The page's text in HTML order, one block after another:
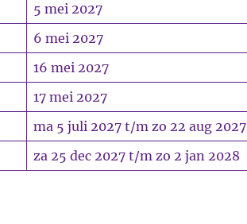
5 mei 2027
6 mei 2027
16 mei 2027
17 mei 2027
ma 5 juli 2027 t/m zo 22 aug 2027
za 25 dec 2027 t/m zo 2 jan 2028